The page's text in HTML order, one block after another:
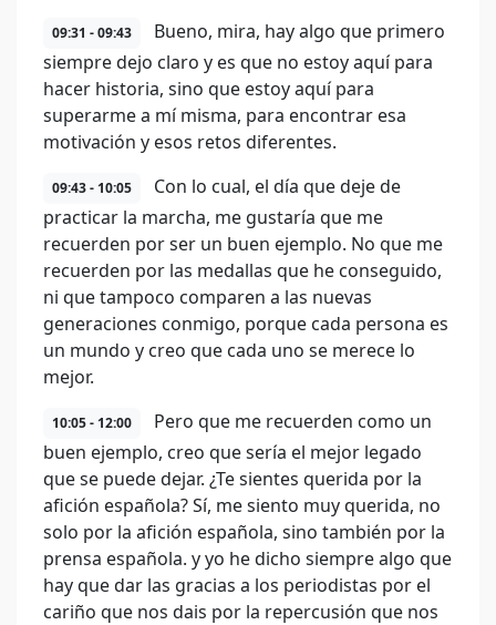
09:31 - 09:43
Bueno, mira, hay algo que primero
siempre dejo claro y es que no estoy aquí para
hacer historia, sino que estoy aquí para
superarme a mí misma, para encontrar esa
motivación y esos retos diferentes.
09:43 - 10:05
Con lo cual, el día que deje de
practicar la marcha, me gustaría que me
recuerden por ser un buen ejemplo. No que me
recuerden por las medallas que he conseguido,
ni que tampoco comparen a las nuevas
generaciones conmigo, porque cada persona es
un mundo y creo que cada uno se merece lo
mejor.
10:05 - 12:00
Pero que me recuerden como un
buen ejemplo, creo que sería el mejor legado
que se puede dejar. ¿Te sientes querida por la
afición española? Sí, me siento muy querida, no
solo por la afición española, sino también por la
prensa española. y yo he dicho siempre algo que
hay que dar las gracias a los periodistas por el
cariño que nos dais por la repercusión que nos